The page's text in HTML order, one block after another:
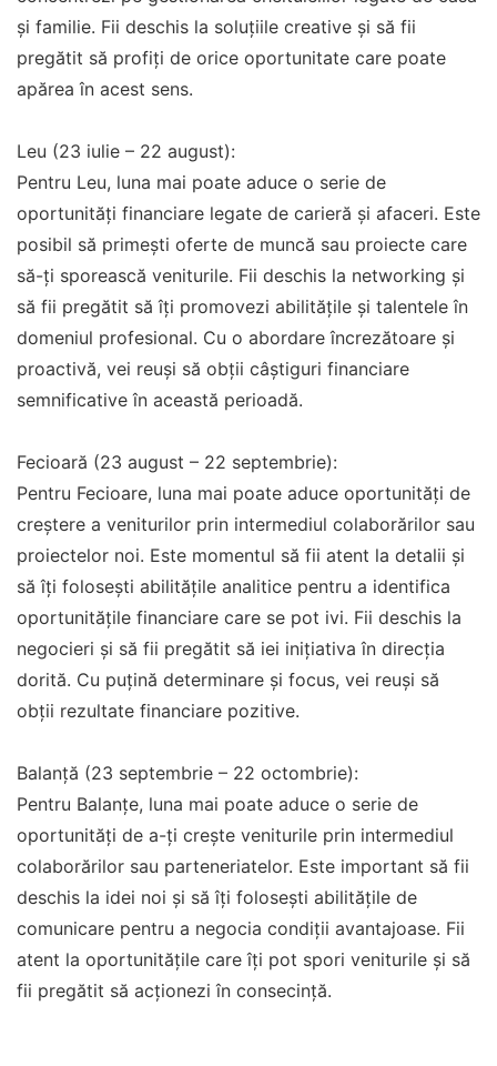
și familie. Fii deschis la soluțiile creative și să fii
pregătit să profiți de orice oportunitate care poate
apărea în acest sens.
Leu (23 iulie – 22 august):
Pentru Leu, luna mai poate aduce o serie de
oportunități financiare legate de carieră și afaceri. Este
posibil să primești oferte de muncă sau proiecte care
să-ți sporească veniturile. Fii deschis la networking și
să fii pregătit să îți promovezi abilitățile și talentele în
domeniul profesional. Cu o abordare încrezătoare și
proactivă, vei reuși să obții câștiguri financiare
semnificative în această perioadă.
Fecioară (23 august – 22 septembrie):
Pentru Fecioare, luna mai poate aduce oportunități de
creștere a veniturilor prin intermediul colaborărilor sau
proiectelor noi. Este momentul să fii atent la detalii și
să îți folosești abilitățile analitice pentru a identifica
oportunitățile financiare care se pot ivi. Fii deschis la
negocieri și să fii pregătit să iei inițiativa în direcția
dorită. Cu puțină determinare și focus, vei reuși să
obții rezultate financiare pozitive.
Balanță (23 septembrie – 22 octombrie):
Pentru Balanțe, luna mai poate aduce o serie de
oportunități de a-ți crește veniturile prin intermediul
colaborărilor sau parteneriatelor. Este important să fii
deschis la idei noi și să îți folosești abilitățile de
comunicare pentru a negocia condiții avantajoase. Fii
atent la oportunitățile care îți pot spori veniturile și să
fii pregătit să acționezi în consecință.